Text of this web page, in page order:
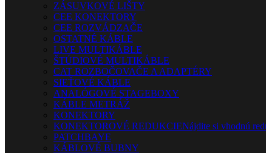
ZÁSUVKOVÉ LIŠTY
CEE KONEKTORY
CEE ROZVÁDZAČE
OSTATNÉ KÁBLE
LIVE MULTIKÁBLE
ŠTÚDIOVÉ MULTIKÁBLE
CAT ROZBOČOVAČE A ADAPTÉRY
SIEŤOVÉ KÁBLE
ANALÓGOVÉ STAGEBOXY
KÁBLE METRÁŽ
KONEKTORY
KONEKTOROVÉ REDUKCIENájdite si vhodnú
PATCHBAYE
KÁBLOVÉ BUBNY